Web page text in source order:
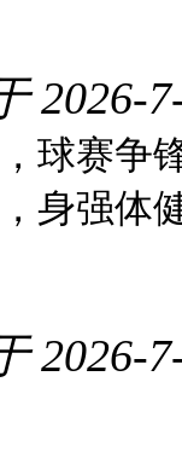
2026-
球赛争
身强体
2026-